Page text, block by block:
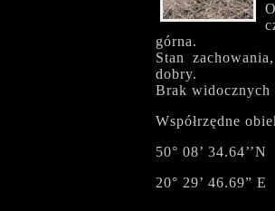
górna.
Stan
dobry.
Brak widocznych
Współrzędne
50° 08’ 34.64’’N
20° 29’ 46.69” E